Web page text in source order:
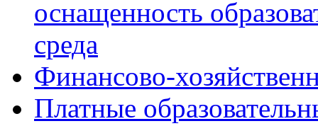
оснащенность
среда
Финансово-
Платные